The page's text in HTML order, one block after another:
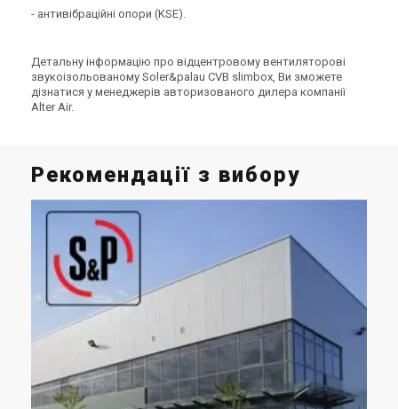
- антивібраційні опори (KSE).
Детальну інформацію про відцентровому вентиляторові
звукоізольованому Soler&palau CVB slimbox, Ви зможете
дізнатися у менеджерів авторизованого дилера компанії
Alter Air.
Рекомендації з вибору